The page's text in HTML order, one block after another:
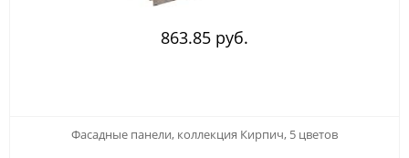
863.85 руб.
Фасадные панели, коллекция Кирпич, 5 цветов